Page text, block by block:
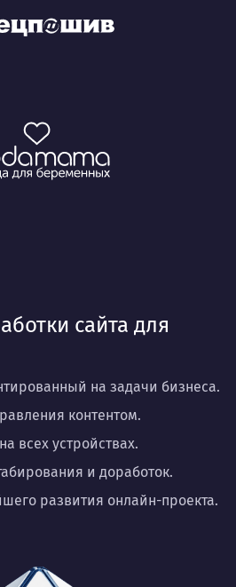
сайта для
на задачи бизнеса.
контентом.
всех устройствах.
и доработок.
развития онлайн-проекта.